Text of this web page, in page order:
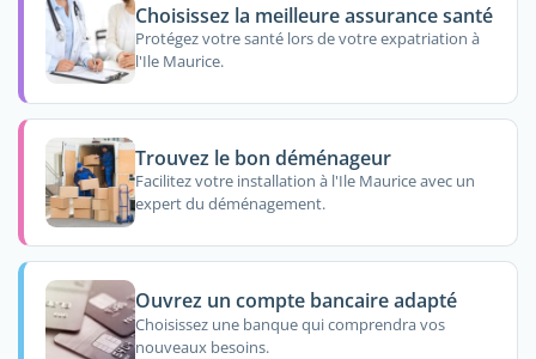
Choisissez la meilleure assurance santé
Protégez votre santé lors de votre expatriation à
l'Ile Maurice.
Trouvez le bon déménageur
Facilitez votre installation à l'Ile Maurice avec un
expert du déménagement.
Ouvrez un compte bancaire adapté
Choisissez une banque qui comprendra vos
nouveaux besoins.